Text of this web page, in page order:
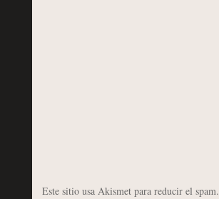
Este sitio usa Akismet para reducir el spam.